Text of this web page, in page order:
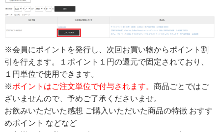
※会員にポイントを発行し、次回お買い物からポイント割
引を行えます。１ポイント１円の還元で固定されており、
１円単位で使用できます。
※ポイントはご注文単位で付与されます。 商品ごとではご
ざいませんので、予めご了承くださいませ。
お飲みいただいた感想 ご購入いただいた商品の特徴 おすす
めポイント などなど